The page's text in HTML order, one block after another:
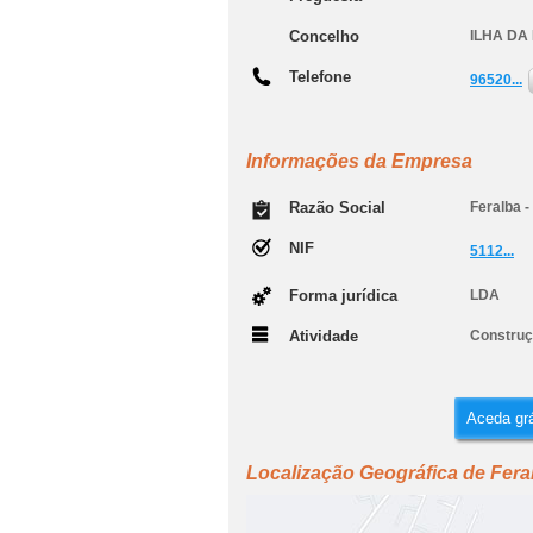
Concelho ILHA
Telefone 96520...
Informações da Empresa
Razão Social Feralba
NIF 5112...
Forma jurídica LDA
Atividade
Aceda
Localização Geográfica de